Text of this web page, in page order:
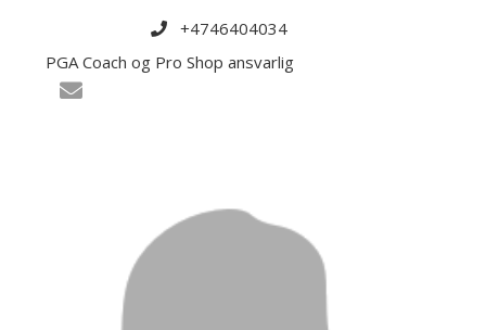
+4746404034
PGA Coach og Pro Shop ansvarlig